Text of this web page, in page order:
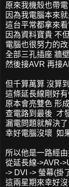
原來我機殼也帶電
因為我電腦本來
這台平常都拿來
因為資料寶貴 不
電腦也很努力的
全部三孔插座 牆
然後接AVR 再接
但千算萬算 沒算
這條延長線剛好
原本會亮雙色 形
查電路到最後 才
漏電問題就解決了
幸好電腦沒壞 如
所以他是一路經
從延長線->AVR-
-> DVI -> 螢幕(掛
這兩星期來幸好